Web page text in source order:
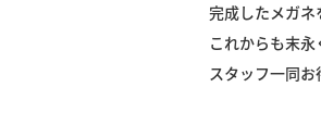
完成したメガネ
これからも末
スタッフ一同お